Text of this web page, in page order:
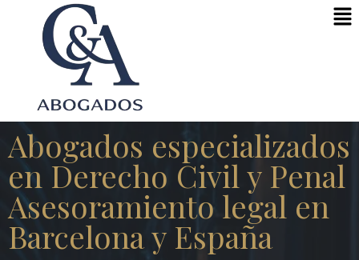
Abogados especializados
en Derecho Civil y Penal
Asesoramiento legal en
Barcelona y España